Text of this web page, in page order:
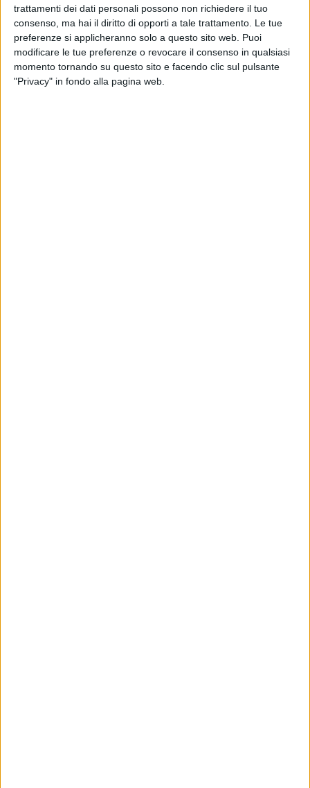
trattamenti dei dati personali possono non richiedere il tuo
consenso, ma hai il diritto di opporti a tale trattamento. Le tue
preferenze si applicheranno solo a questo sito web. Puoi
modificare le tue preferenze o revocare il consenso in qualsiasi
momento tornando su questo sito e facendo clic sul pulsante
"Privacy" in fondo alla pagina web.
Nel corso dell'appuntamento si parlerà di tutte le
agevolazioni fiscali, compreso il bonus bebè, di cui possono
usufruire le famiglie o chi necessita di prestazioni sanitarie.
L'accesso all'evento, che rientra fra le iniziative primaverili di